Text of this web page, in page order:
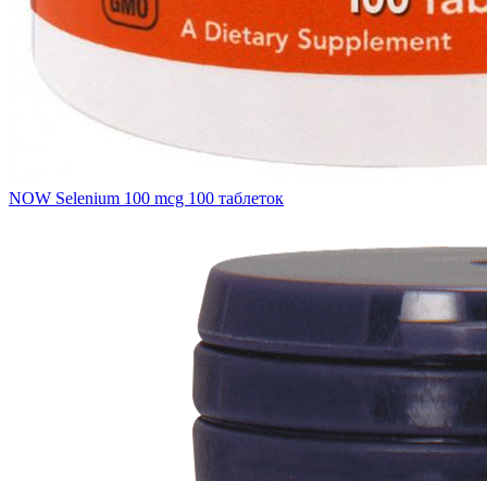
NOW Selenium 100 mcg 100 таблеток